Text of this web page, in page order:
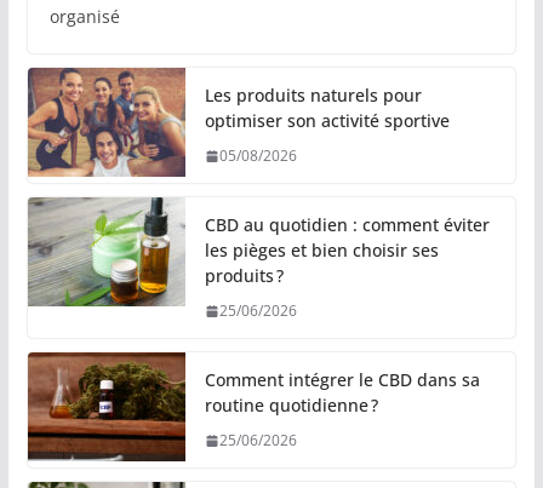
organisé
Les produits naturels pour
optimiser son activité sportive
05/08/2026
CBD au quotidien : comment éviter
les pièges et bien choisir ses
produits ?
25/06/2026
Comment intégrer le CBD dans sa
routine quotidienne ?
25/06/2026